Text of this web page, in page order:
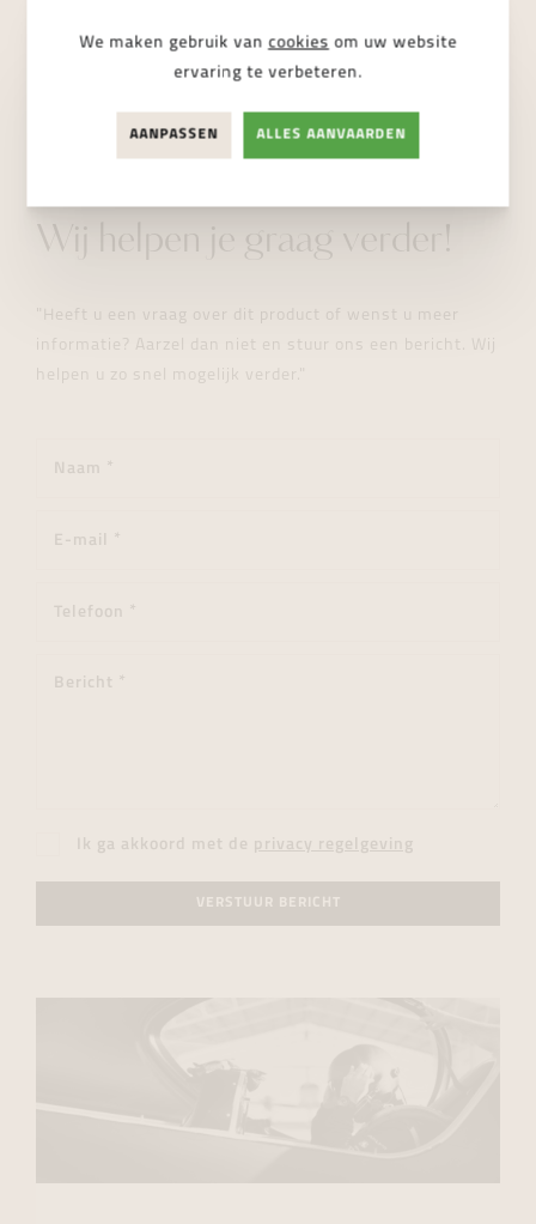
Wij helpen je graag verder!
"Heeft u een vraag over dit product of wenst u meer
informatie? Aarzel dan niet en stuur ons een bericht. Wij
helpen u zo snel mogelijk verder."
Ik ga akkoord met de privacy regelgeving
VERSTUUR BERICHT
We maken gebruik van cookies om uw website
ervaring te verbeteren.
AANPASSEN ALLES AANVAARDEN